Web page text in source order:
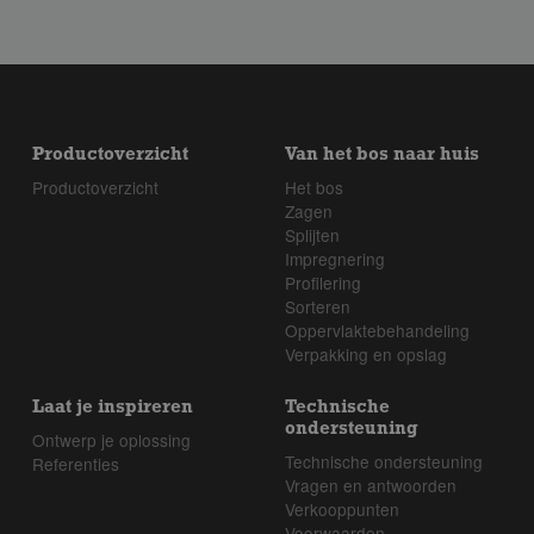
Productoverzicht
Productoverzicht
Van het bos naar huis
Het bos
Zagen
Splijten
Impregnering
Profilering
Sorteren
Oppervlaktebehandeling
Verpakking en opslag
Laat je inspireren
Ontwerp je oplossing
Referenties
Technische
ondersteuning
Technische ondersteuning
Vragen en antwoorden
Verkooppunten